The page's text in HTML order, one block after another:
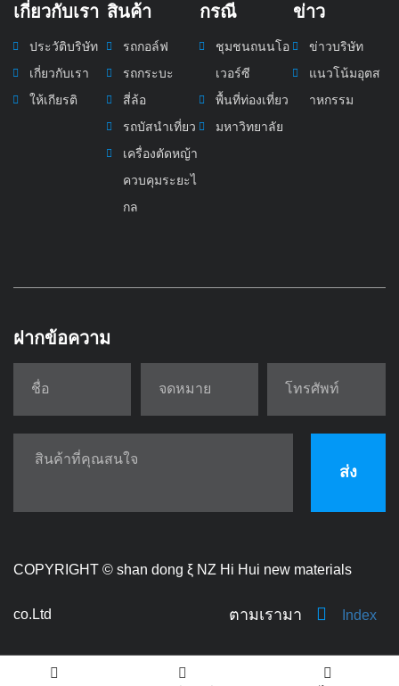
เกี่ยวกับเรา
ประวัติบริษัท
เกี่ยวกับเรา
ให้เกียรติ
สินค้า
รถกอล์ฟ
รถกระบะ
สี่ล้อ
รถบัสนำเที่ยว
เครื่องตัดหญ้า
ควบคุมระยะไ
กล
กรณี
ชุมชนถนนโอ
เวอร์ซี
พื้นที่ท่องเที่ยว
มหาวิทยาลัย
ข่าว
ข่าวบริษัท
แนวโน้มอุตส
าหกรรม
ฝากข้อความ
ส่ง
COPYRIGHT © shan dong ξ NZ Hi Hui new materials
co.Ltd ตามเรามา Index